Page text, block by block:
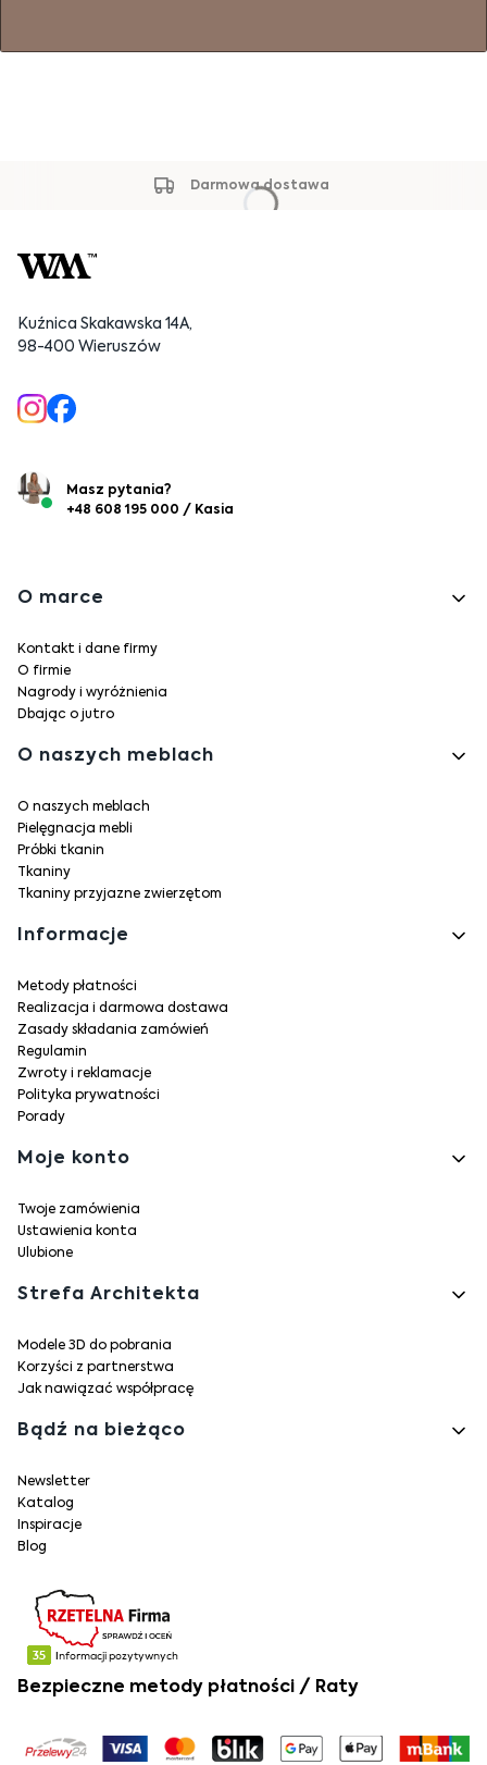
Darmowa dostawa
Kuźnica Skakawska 14A,
98-400 Wieruszów
Masz pytania?
+48 608 195 000 / Kasia
Linki w stopce
O marce
Kontakt i dane firmy
O firmie
Nagrody i wyróżnienia
Dbając o jutro
O naszych meblach
O naszych meblach
Pielęgnacja mebli
Próbki tkanin
Tkaniny
Tkaniny przyjazne zwierzętom
Informacje
Metody płatności
Realizacja i darmowa dostawa
Zasady składania zamówień
Regulamin
Zwroty i reklamacje
Polityka prywatności
Porady
Moje konto
Twoje zamówienia
Ustawienia konta
Ulubione
Strefa Architekta
Modele 3D do pobrania
Korzyści z partnerstwa
Jak nawiązać współpracę
Bądź na bieżąco
Newsletter
Katalog
Inspiracje
Blog
Bezpieczne metody płatności / Raty